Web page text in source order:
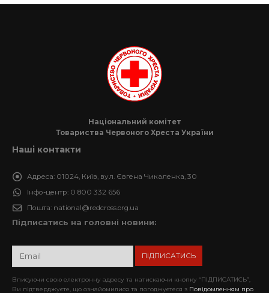
Національний комітет
Товариства Червоного Хреста України
Наші контакти
Адреса: 01024, Київ, вул. Євгена Чикаленка, 30
Інфо-центр: 0 800 332 656
Пошта: national@redcross.org.ua
Підписатись на головні новини:
Вписуючи свою електронну адресу та натискаючи кнопку “ПІДПИСАТИСЬ”,
Ви підтверджуєте, що ознайомилися та погоджуєтеся з Повідомленням про